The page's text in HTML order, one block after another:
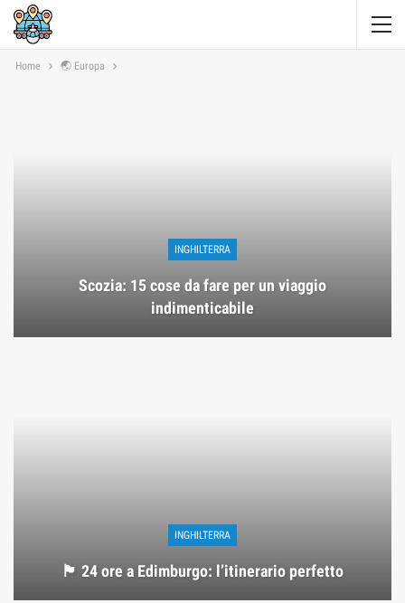
Home 🌏 Europa
INGHILTERRA
Scozia: 15 cose da fare per un viaggio
indimenticabile
INGHILTERRA
🏴 24 ore a Edimburgo: l’itinerario perfetto